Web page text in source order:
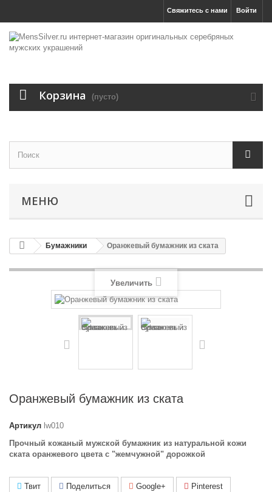
Войти
Свяжитесь с нами
Корзина (пусто)
МЕНЮ
Бумажники Оранжевый бумажник из ската
Увеличить
Оранжевый бумажник из ската
Артикул lw010
Прочный кожаный мужской бумажник из натуральной кожи
ската оранжевого цвета с "жемчужной" дорожкой
Твит Поделиться Google+ Pinterest